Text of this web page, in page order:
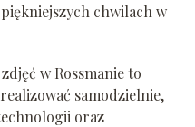
chwilach w
w Rossmanie to
samodzielnie,
oraz